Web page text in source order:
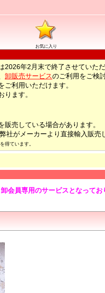
お気に入り
年2月末で終了させていただ
卸販売サービスのご利用をご検
ご利用いただけます。
ます。
売している場合があります。
社がメーカーより直接輸入販売
得ています。
会員専用のサービスとなってお